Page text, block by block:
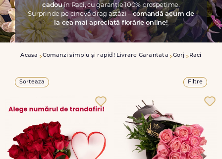
cadouîn Raci, cu garanție 100% prospețime.
Surprinde pe cineva drag astăzi –comandă acum de
la cea mai apreciată florărie online!
Acasa Comanzi simplu și rapid! Livrare Garantata Gorj Raci
Sorteaza Filtre